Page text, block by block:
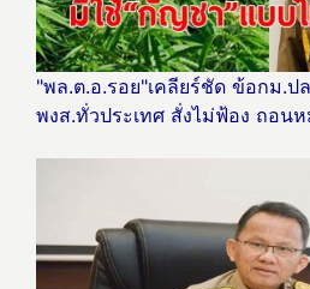
"พล.ต.อ.รอย"เคลียร์ชัด ข้อกม.
พงส.ทั่วประเทศ สั่งไม่ฟ้อง ถอน